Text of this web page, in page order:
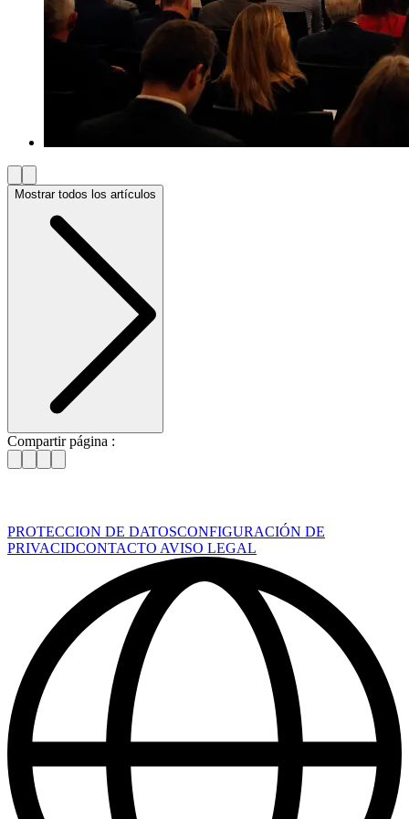
Mostrar todos los artículos
Compartir página :
PROTECCION DE DATOSCONFIGURACIÓN DE
PRIVACIDCONTACTO AVISO LEGAL